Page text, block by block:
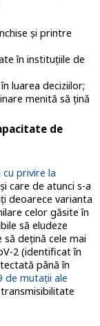
și printre
în instituțiile de
luarea deciziilor;
menită să țină
de
cu privire la
care de atunci s-a
deoarece varianta
celor găsite în
să eludeze
să dețină cele mai
2 (identificat în
până în
de mutații ale